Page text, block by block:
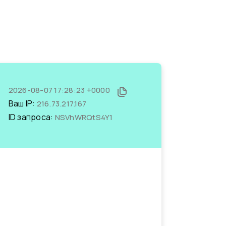
2026-08-07 17:28:23 +0000
Ваш IP: 216.73.217.167
ID запроса: NSVhWRQtS4Y1